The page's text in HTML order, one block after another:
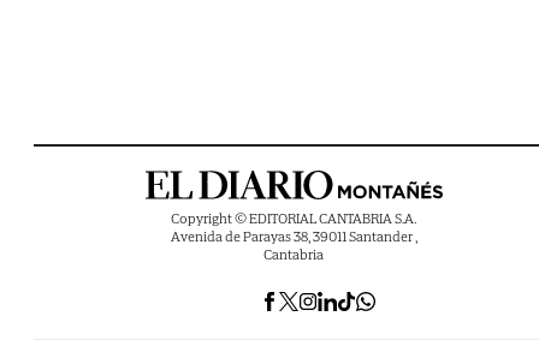
Copyright © EDITORIAL CANTABRIA S.A.
Avenida de Parayas 38, 39011 Santander ,
Cantabria